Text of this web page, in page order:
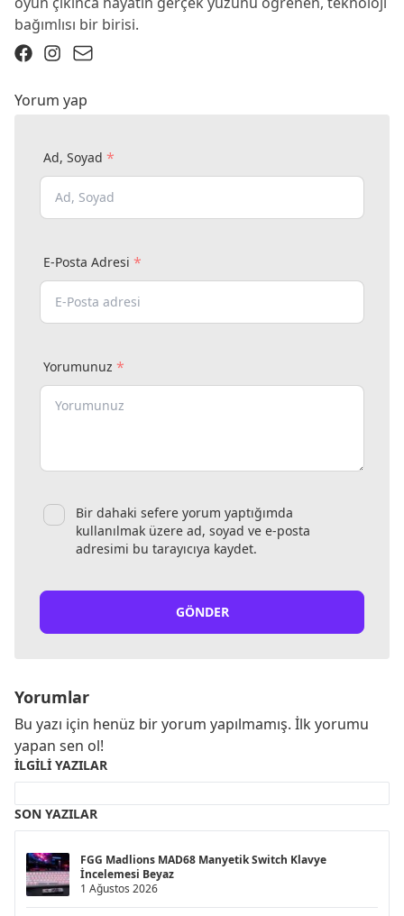
bağımlısı bir birisi.
Yorum yap
Ad, Soyad *
E-Posta Adresi *
Yorumunuz *
Bir dahaki sefere yorum yaptığımda
kullanılmak üzere ad, soyad ve e-posta
adresimi bu tarayıcıya kaydet.
GÖNDER
Yorumlar
Bu yazı için henüz bir yorum yapılmamış. İlk yorumu
yapan sen ol!
İLGILI YAZILAR
SON YAZILAR
FGG Madlions MAD68 Manyetik Switch Klavye
İncelemesi Beyaz
1 Ağustos 2026